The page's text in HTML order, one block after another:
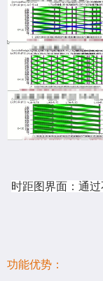
时距图界面：通
功能优势：